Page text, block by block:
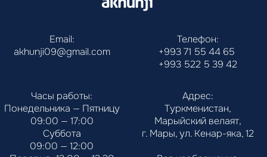
Email:
akhunji09@gmail.com
Телефон:
+993 71 55 44 65
+993 522 5 39 42
Часы работы:
Понедельника — Пятницу
09:00 — 17:00
Суббота
09:00 — 12:00
Адрес:
Туркменистан,
Марыйский велаят,
г. Мары, ул. Кенар-яка, 12